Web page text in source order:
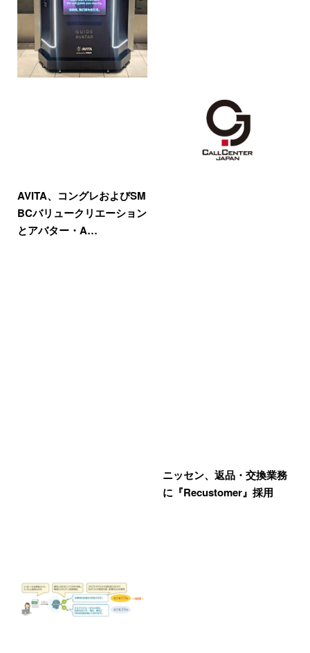
AVITA、コングレおよびSM
BCバリュークリエーション
とアバター・A…
ニッセン、返品・交換業務
に『Recustomer』採用